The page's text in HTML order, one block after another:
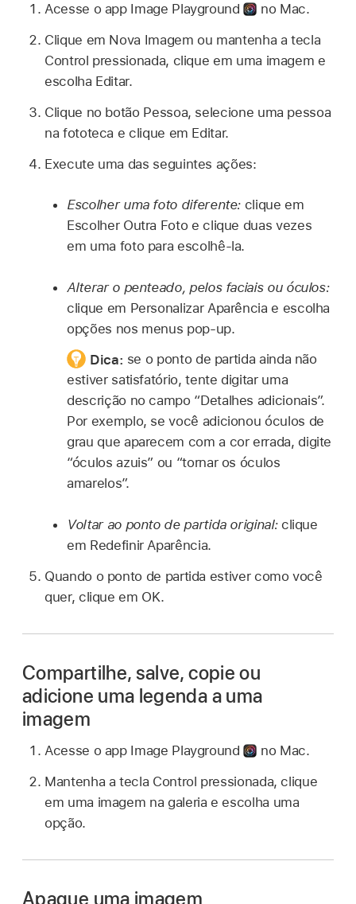
Acesse o app Image Playground
no Mac.
Clique em Nova Imagem ou mantenha a tecla
Control pressionada, clique em uma imagem e
escolha Editar.
Clique no botão Pessoa, selecione uma pessoa
na fototeca e clique em Editar.
Execute uma das seguintes ações:
Escolher uma foto diferente: clique em
Escolher Outra Foto e clique duas vezes
em uma foto para escolhê-la.
Alterar o penteado, pelos faciais ou óculos:
clique em Personalizar Aparência e escolha
opções nos menus pop-up.
Dica: se o ponto de partida ainda não
estiver satisfatório, tente digitar uma
descrição no campo “Detalhes adicionais”.
Por exemplo, se você adicionou óculos de
grau que aparecem com a cor errada, digite
“óculos azuis” ou “tornar os óculos
amarelos”.
Voltar ao ponto de partida original:clique
em Redefinir Aparência.
Quando o ponto de partida estiver como você
quer, clique em OK.
Compartilhe, salve, copie ou
adicione uma legenda a uma
imagem
Acesse o app Image Playground
no Mac.
Mantenha a tecla Control pressionada, clique
em uma imagem na galeria e escolha uma
opção.
Apague uma imagem